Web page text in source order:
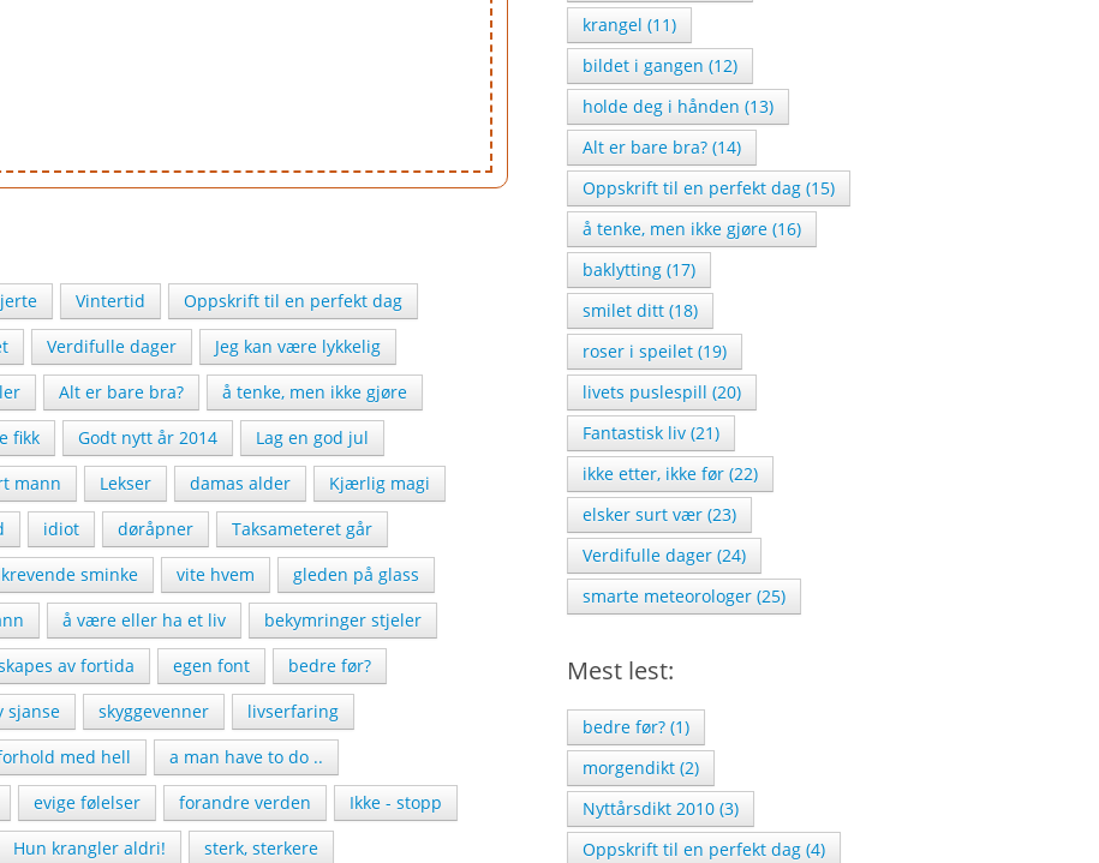
Vintertid
Oppskrift til en perfekt dag
Verdifulle dager
Jeg kan være lykkelig
Alt er bare bra?
å tenke, men ikke gjøre
fikk Godt nytt år 2014
Lag en god jul
mann Lekser damas alder
Kjærlig magi
idiot døråpner
Taksameteret går
sminke vite hvem
gleden på glass
å være eller ha et liv
bekymringer stjeler
av fortida egen font
bedre før?
sjanse skyggevenner
livserfaring
med hell
a man have to do ..
evige følelser forandre verden
Ikke - stopp
Hun krangler aldri!
sterk, sterkere
krangel (11)
bildet i gangen (12)
holde deg i hånden (13)
Alt er bare bra? (14)
Oppskrift til en perfekt dag (15)
å tenke, men ikke gjøre (16)
baklytting (17)
smilet ditt (18)
roser i speilet (19)
livets puslespill (20)
Fantastisk liv (21)
ikke etter, ikke før (22)
elsker surt vær (23)
Verdifulle dager (24)
smarte meteorologer (25)
Mest lest:
bedre før? (1)
morgendikt (2)
Nyttårsdikt 2010 (3)
Oppskrift til en perfekt dag (4)